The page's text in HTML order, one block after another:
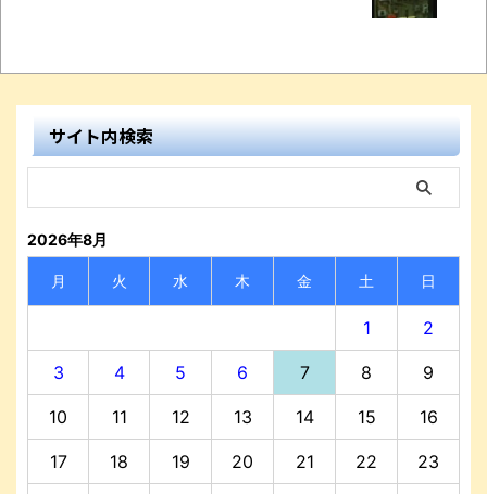
サイト内検索
2026年8月
月 火 水 木 金 土 日
1 2
3 4 5 6 7 8 9
10 11 12 13 14 15 16
17 18 19 20 21 22 23